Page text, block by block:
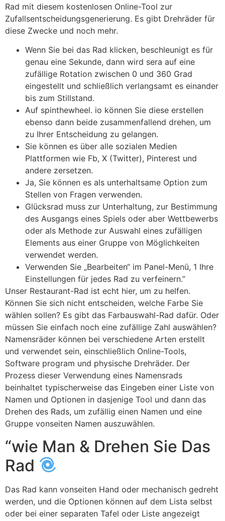
Rad mit diesem kostenlosen Online-Tool zur
Zufallsentscheidungsgenerierung. Es gibt Drehräder für
diese Zwecke und noch mehr.
Wenn Sie bei das Rad klicken, beschleunigt es für
genau eine Sekunde, dann wird sera auf eine
zufällige Rotation zwischen 0 und 360 Grad
eingestellt und schließlich verlangsamt es einander
bis zum Stillstand.
Auf spinthewheel. io können Sie diese erstellen
ebenso dann beide zusammenfallend drehen, um
zu Ihrer Entscheidung zu gelangen.
Sie können es über alle sozialen Medien
Plattformen wie Fb, X (Twitter), Pinterest und
andere zersetzen.
Ja, Sie können es als unterhaltsame Option zum
Stellen von Fragen verwenden.
Glücksrad muss zur Unterhaltung, zur Bestimmung
des Ausgangs eines Spiels oder aber Wettbewerbs
oder als Methode zur Auswahl eines zufälligen
Elements aus einer Gruppe von Möglichkeiten
verwendet werden.
Verwenden Sie „Bearbeiten“ im Panel-Menü, 1 Ihre
Einstellungen für jedes Rad zu verfeinern.”
Unser Restaurant-Rad ist echt hier, um zu helfen.
Können Sie sich nicht entscheiden, welche Farbe Sie
wählen sollen? Es gibt das Farbauswahl-Rad dafür. Oder
müssen Sie einfach noch eine zufällige Zahl auswählen?
Namensräder können bei verschiedene Arten erstellt
und verwendet sein, einschließlich Online-Tools,
Software program und physische Drehräder. Der
Prozess dieser Verwendung eines Namensrads
beinhaltet typischerweise das Eingeben einer Liste von
Namen und Optionen in dasjenige Tool und dann das
Drehen des Rads, um zufällig einen Namen und eine
Gruppe vonseiten Namen auszuwählen.
“wie Man & Drehen Sie Das
Rad
Das Rad kann vonseiten Hand oder mechanisch gedreht
werden, und die Optionen können auf dem Lista selbst
oder bei einer separaten Tafel oder Liste angezeigt